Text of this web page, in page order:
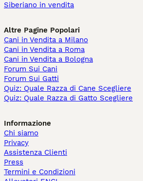
Siberiano in vendita
Altre Pagine Popolari
Cani in Vendita a Milano
Cani in Vendita a Roma
Cani in Vendita a Bologna
Forum Sui Cani
Forum Sui Gatti
Quiz: Quale Razza di Cane Scegliere
Quiz: Quale Razza di Gatto Scegliere
Informazione
Chi siamo
Privacy
Assistenza Clienti
Press
Termini e Condizioni